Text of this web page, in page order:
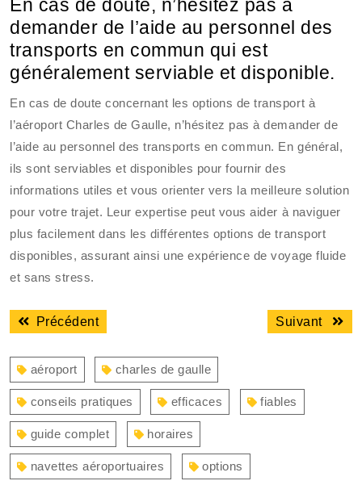
En cas de doute, n’hésitez pas à
demander de l’aide au personnel des
transports en commun qui est
généralement serviable et disponible.
En cas de doute concernant les options de transport à
l’aéroport Charles de Gaulle, n’hésitez pas à demander de
l’aide au personnel des transports en commun. En général,
ils sont serviables et disponibles pour fournir des
informations utiles et vous orienter vers la meilleure solution
pour votre trajet. Leur expertise peut vous aider à naviguer
plus facilement dans les différentes options de transport
disponibles, assurant ainsi une expérience de voyage fluide
et sans stress.
Navigation
de
l’article
PrécédentArticle
:
Suivant
aéroport charles de gaulle
conseils pratiques efficaces fiables
guide complet horaires
navettes aéroportuaires options